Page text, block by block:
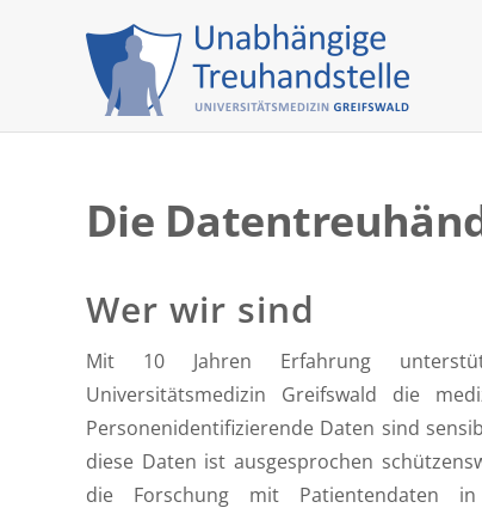
Die
Wer wir sind
Mit 10 Jahren Erfahrung
Universitätsmedizin Greifswald die
Personenidentifizierende Daten sind
diese Daten ist ausgesprochen
die Forschung mit Patientendaten
internationalen Projekten, welche durch
Mittelgeber gefördert sind. Beispiele
Kreislauf-Forschung (DZHK), die NAKO
Competence Center (BFCC) sowie